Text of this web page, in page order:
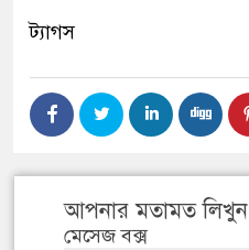
ট্যাগস
আপনার মতামত লিখুন
মেসেজ বক্স